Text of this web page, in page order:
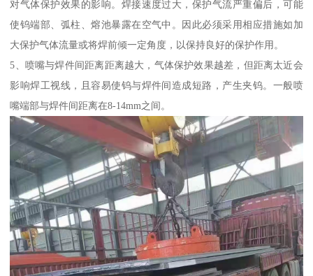
对气体保护效果的影响。焊接速度过大，保护气流严重偏后，可能
使钨端部、弧柱、熔池暴露在空气中。因此必须采用相应措施如加
大保护气体流量或将焊前倾一定角度，以保持良好的保护作用。
5、喷嘴与焊件间距离距离越大，气体保护效果越差，但距离太近会
影响焊工视线，且容易使钨与焊件间造成短路，产生夹钨。一般喷
嘴端部与焊件间距离在8-14mm之间。